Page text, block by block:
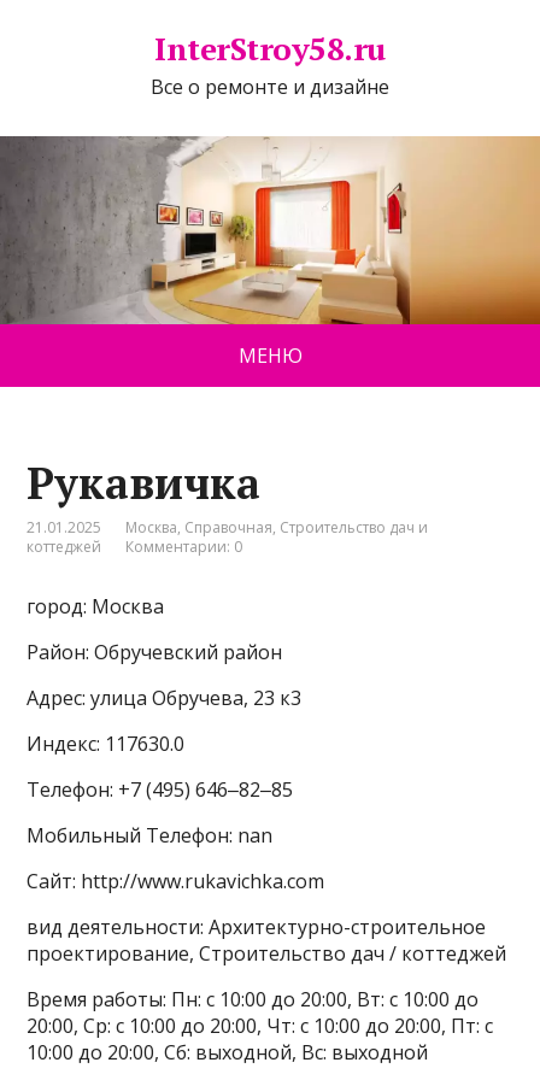
InterStroy58.ru
Все о ремонте и дизайне
МЕНЮ
Рукавичка
21.01.2025 Москва, Справочная, Строительство дач и
коттеджей
Комментарии: 0
город: Москва
Район: Обручевский район
Адрес: улица Обручева, 23 к3
Индекс: 117630.0
Телефон: +7 (495) 646‒82‒85
Мобильный Телефон: nan
Сайт: http://www.rukavichka.com
вид деятельности: Архитектурно-строительное
проектирование, Строительство дач / коттеджей
Время работы: Пн: с 10:00 до 20:00, Вт: с 10:00 до
20:00, Ср: с 10:00 до 20:00, Чт: с 10:00 до 20:00, Пт: с
10:00 до 20:00, Сб: выходной, Вс: выходной